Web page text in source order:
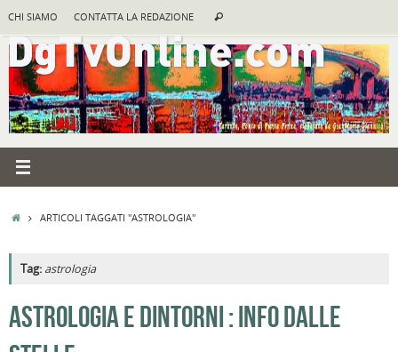
contenuto
CHI SIAMO CONTATTA LA REDAZIONE Cerca
HOMEARTICOLI TAGGATI "ASTROLOGIA"
Tag: astrologia
ASTROLOGIA E DINTORNI : INFO DALLE